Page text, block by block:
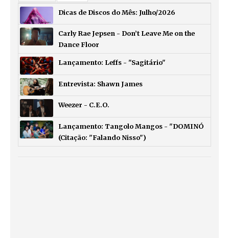
Dicas de Discos do Mês: Julho/2026
Carly Rae Jepsen - Don’t Leave Me on the
Dance Floor
Lançamento: Leffs - "Sagitário"
Entrevista: Shawn James
Weezer - C.E.O.
Lançamento: Tangolo Mangos - "DOMINÓ
(Citação: "Falando Nisso")